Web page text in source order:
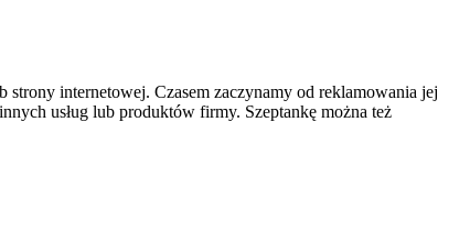
internetowej. Czasem zaczynamy od reklamowania jej
usług lub produktów firmy. Szeptankę można też